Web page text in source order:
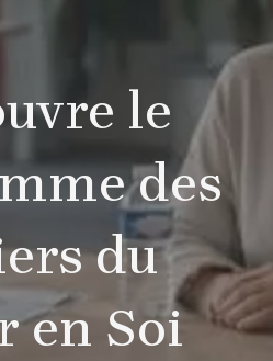
le
des
du
en Soi